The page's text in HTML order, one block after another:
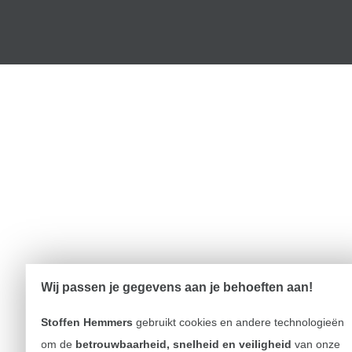
Wij passen je gegevens aan je behoeften aan!
Stoffen Hemmers gebruikt cookies en andere technologieën
om de betrouwbaarheid, snelheid en veiligheid van onze